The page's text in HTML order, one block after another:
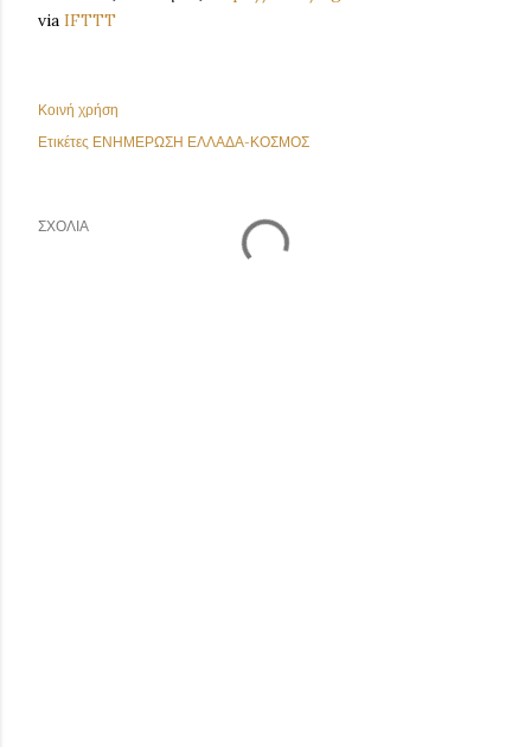
via IFTTT
Κοινή χρήση
Ετικέτες ΕΝΗΜΕΡΩΣΗ ΕΛΛΑΔΑ-ΚΟΣΜΟΣ
ΣΧΌΛΙΑ